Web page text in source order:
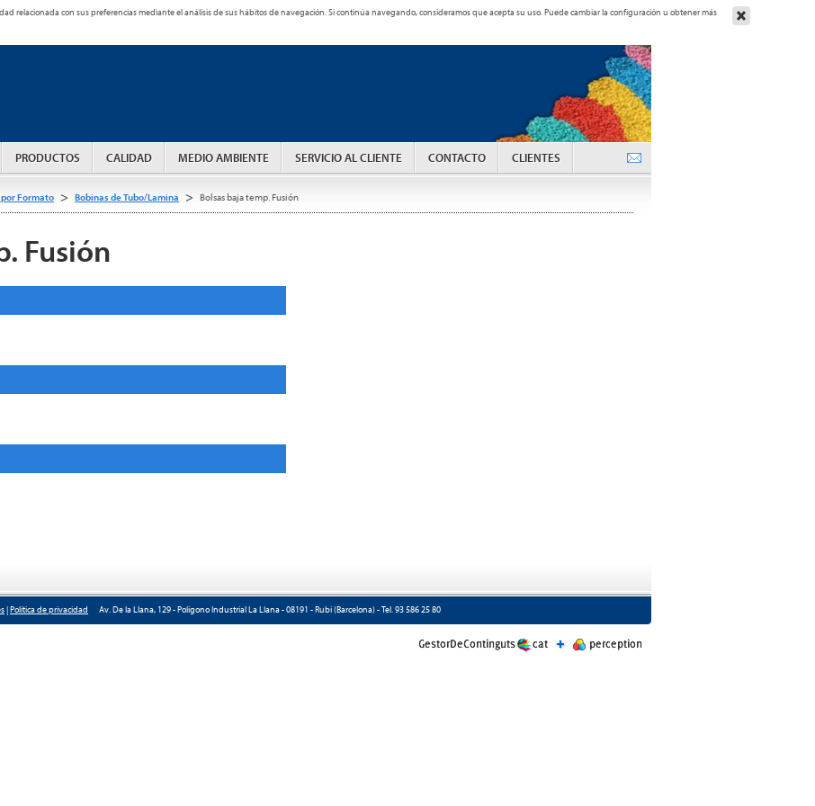
relacionada con sus preferencias mediante el análisis de sus hábitos de navegación. Si continúa navegando, consideramos que acepta su uso. Puede cambiar la configuración u obtener más
PRODUCTOS CALIDAD MEDIO AMBIENTE SERVICIO AL CLIENTE CONTACTO CLIENTES
Formato > Bobinas de Tubo/Lamina > Bolsas baja temp. Fusión
Fusión
|Política de privacidad Av. De la Llana, 129 - Polígono Industrial La Llana - 08191 - Rubí (Barcelona) - Tel. 93 586 25 80